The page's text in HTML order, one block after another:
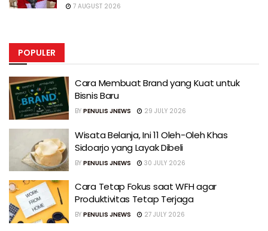
7 AUGUST 2026
POPULER
Cara Membuat Brand yang Kuat untuk
Bisnis Baru
BY PENULIS JNEWS 29 JULY 2026
Wisata Belanja, Ini 11 Oleh-Oleh Khas
Sidoarjo yang Layak Dibeli
BY PENULIS JNEWS 30 JULY 2026
Cara Tetap Fokus saat WFH agar
Produktivitas Tetap Terjaga
BY PENULIS JNEWS 27 JULY 2026